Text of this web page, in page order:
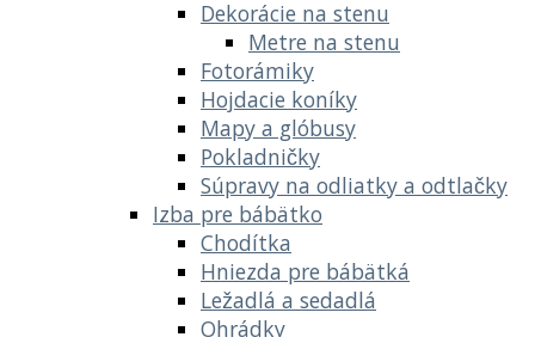
Dekorácie na stenu
Metre na stenu
Fotorámiky
Hojdacie koníky
Mapy a glóbusy
Pokladničky
Súpravy na odliatky a odtlačky
Izba pre bábätko
Chodítka
Hniezda pre bábätká
Ležadlá a sedadlá
Ohrádky